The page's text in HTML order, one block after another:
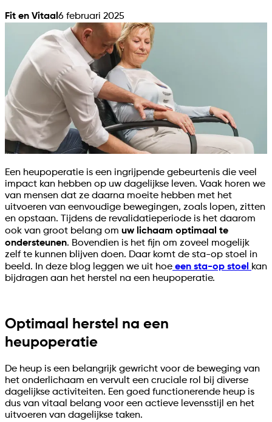
Fit en Vitaal6 februari 2025
Een heupoperatie is een ingrijpende gebeurtenis die veel
impact kan hebben op uw dagelijkse leven. Vaak horen we
van mensen dat ze daarna moeite hebben met het
uitvoeren van eenvoudige bewegingen, zoals lopen, zitten
en opstaan. Tijdens de revalidatieperiode is het daarom
ook van groot belang om uw lichaam optimaal te
ondersteunen. Bovendien is het fijn om zoveel mogelijk
zelf te kunnen blijven doen. Daar komt de sta-op stoel in
beeld. In deze blog leggen we uit hoe een sta-op stoel kan
bijdragen aan het herstel na een heupoperatie.
Optimaal herstel na een
heupoperatie
De heup is een belangrijk gewricht voor de beweging van
het onderlichaam en vervult een cruciale rol bij diverse
dagelijkse activiteiten. Een goed functionerende heup is
dus van vitaal belang voor een actieve levensstijl en het
uitvoeren van dagelijkse taken.